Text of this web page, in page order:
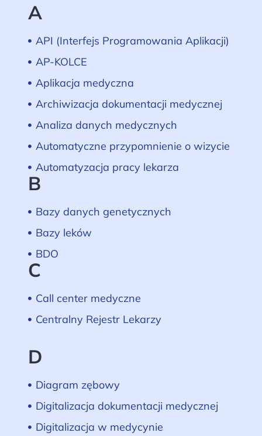
A
API (Interfejs Programowania Aplikacji)
AP-KOLCE
Aplikacja medyczna
Archiwizacja dokumentacji medycznej
Analiza danych medycznych
Automatyczne przypomnienie o wizycie
Automatyzacja pracy lekarza
B
Bazy danych genetycznych
Bazy leków
BDO
C
Call center medyczne
Centralny Rejestr Lekarzy
D
Diagram zębowy
Digitalizacja dokumentacji medycznej
Digitalizacja w medycynie